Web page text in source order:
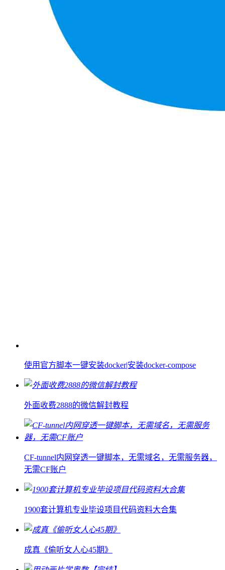
使用官方脚本一键安装docker|安装docker-compose
外面收费2888的微信解封教程
CF-tunnel内网穿透一键脚本，无需域名，无需服务器，
无需CF账户
1900套计算机专业毕设项目代码资料大合集
成真《偷听女人心45期》